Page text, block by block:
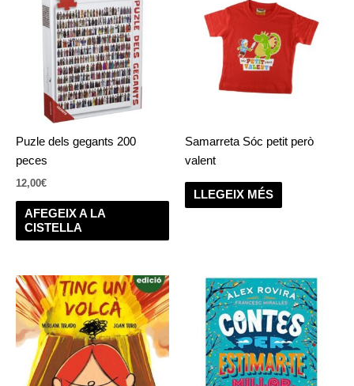
Puzle dels gegants 200
peces
12,00€
AFEGEIX A LA
CISTELLA
Samarreta Sóc petit però
valent
LLEGEIX MÉS